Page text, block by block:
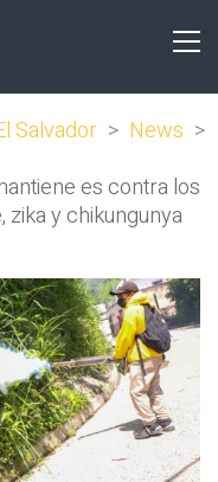
Salvador > News >
es contra los
zika y chikungunya